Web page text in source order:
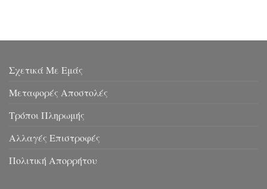
Σχετικά Με Εμάς
Μεταφορές Αποστολές
Τρόποι Πληρωμής
Αλλαγές Επιστροφές
Πολιτική Απορρήτου